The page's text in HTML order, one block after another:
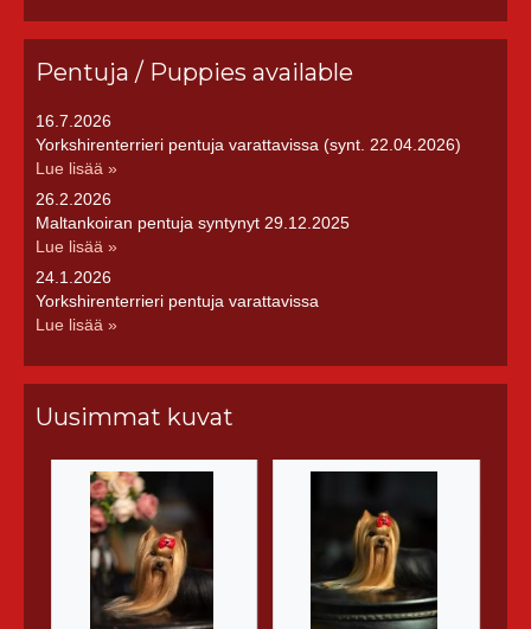
Pentuja / Puppies available
16.7.2026
Yorkshirenterrieri pentuja varattavissa (synt. 22.04.2026)
Lue lisää »
26.2.2026
Maltankoiran pentuja syntynyt 29.12.2025
Lue lisää »
24.1.2026
Yorkshirenterrieri pentuja varattavissa
Lue lisää »
Uusimmat kuvat